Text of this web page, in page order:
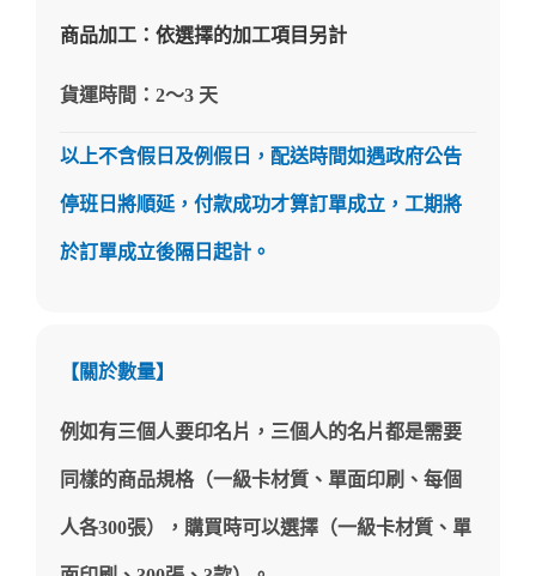
商品加工：依選擇的加工項目另計
貨運時間：2～3 天
以上不含假日及例假日，配送時間如遇政府公告
停班日將順延，付款成功才算訂單成立，工期將
於訂單成立後隔日起計。
【關於數量】
例如有三個人要印名片，三個人的名片都是需要
同樣的商品規格（一級卡材質、單面印刷、每個
人各300張），購買時可以選擇（一級卡材質、單